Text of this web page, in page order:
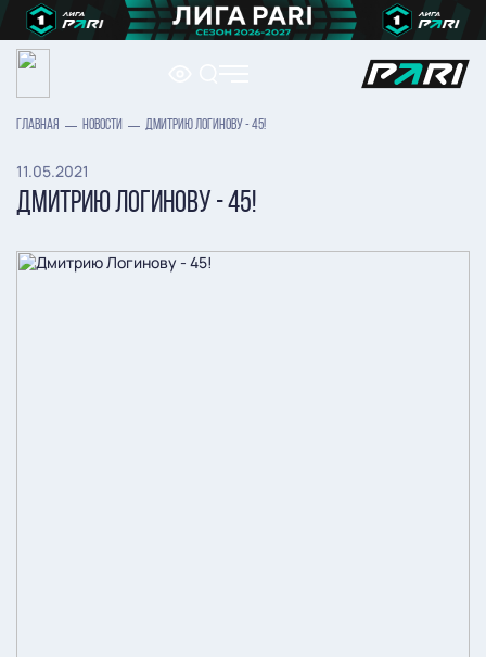
ГЛАВНАЯ НОВОСТИ ДМИТРИЮ ЛОГИНОВУ - 45!
11.05.2021
ДМИТРИЮ ЛОГИНОВУ - 45!